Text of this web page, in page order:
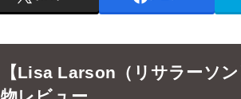
【Lisa Larson（リサラーソ